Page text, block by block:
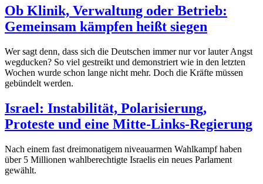
Ob Klinik, Verwaltung oder Betrieb:
Gemeinsam kämpfen heißt siegen
Wer sagt denn, dass sich die Deutschen immer nur vor lauter Angst
wegducken? So viel gestreikt und demonstriert wie in den letzten
Wochen wurde schon lange nicht mehr. Doch die Kräfte müssen
gebündelt werden.
Israel: Instabilität, Polarisierung,
Proteste und eine Mitte-Links-Regierung
Nach einem fast dreimonatigem niveauarmen Wahlkampf haben
über 5 Millionen wahlberechtigte Israelis ein neues Parlament
gewählt.